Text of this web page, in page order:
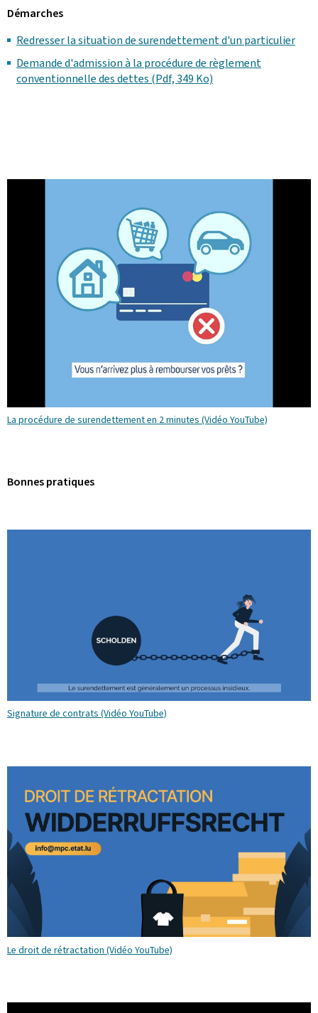
Démarches
Redresser la situation de surendettement d'un particulier
Demande d'admission à la procédure de règlement
conventionnelle des dettes (Pdf, 349 Ko)
La procédure de surendettement en 2 minutes (Vidéo YouTube)
Bonnes pratiques
Signature de contrats (Vidéo YouTube)
Le droit de rétractation (Vidéo YouTube)